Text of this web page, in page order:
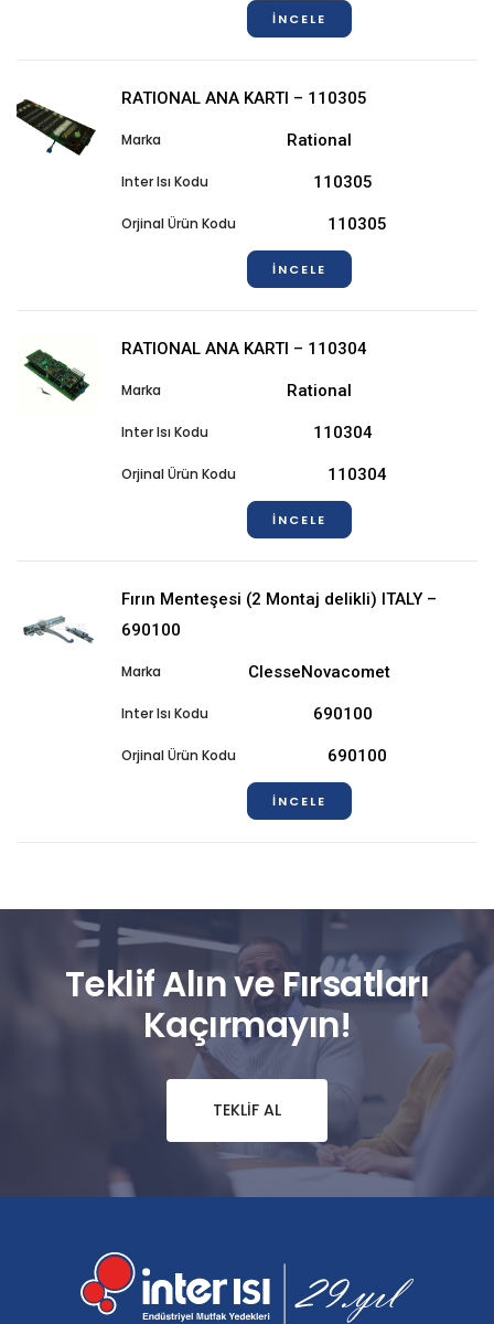
İNCELE
RATIONAL ANA KARTI – 110305
Rational
110305
110305
İNCELE
RATIONAL ANA KARTI – 110304
Rational
110304
110304
İNCELE
Fırın Menteşesi (2 Montaj delikli) ITALY –
690100
ClesseNovacomet
690100
690100
İNCELE
Teklif Alın ve Fırsatları
Kaçırmayın!
TEKLIF AL